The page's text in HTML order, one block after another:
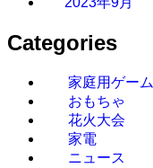
Categories
家庭用ゲーム
おもちゃ
花火大会
家電
ニュース